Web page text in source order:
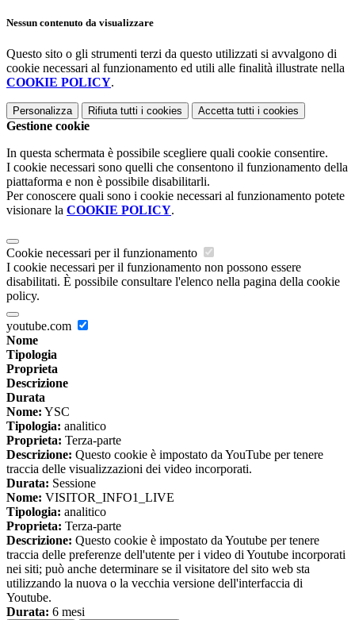
Nessun contenuto da visualizzare
Questo sito o gli strumenti terzi da questo utilizzati si avvalgono di
cookie necessari al funzionamento ed utili alle finalità illustrate nella
COOKIE POLICY.
Personalizza Rifiuta tutti i cookies Accetta tutti i cookies
Gestione cookie
In questa schermata è possibile scegliere quali cookie consentire.
I cookie necessari sono quelli che consentono il funzionamento della
piattaforma e non è possibile disabilitarli.
Per conoscere quali sono i cookie necessari al funzionamento potete
visionare la COOKIE POLICY.
Cookie necessari per il funzionamento
I cookie necessari per il funzionamento non possono essere
disabilitati. È possibile consultare l'elenco nella pagina della cookie
policy.
youtube.com
Nome
Tipologia
Proprieta
Descrizione
Durata
Nome: YSC
Tipologia: analitico
Proprieta: Terza-parte
Descrizione: Questo cookie è impostato da YouTube per tenere
traccia delle visualizzazioni dei video incorporati.
Durata: Sessione
Nome: VISITOR_INFO1_LIVE
Tipologia: analitico
Proprieta: Terza-parte
Descrizione: Questo cookie è impostato da Youtube per tenere
traccia delle preferenze dell'utente per i video di Youtube incorporati
nei siti; può anche determinare se il visitatore del sito web sta
utilizzando la nuova o la vecchia versione dell'interfaccia di
Youtube.
Durata: 6 mesi